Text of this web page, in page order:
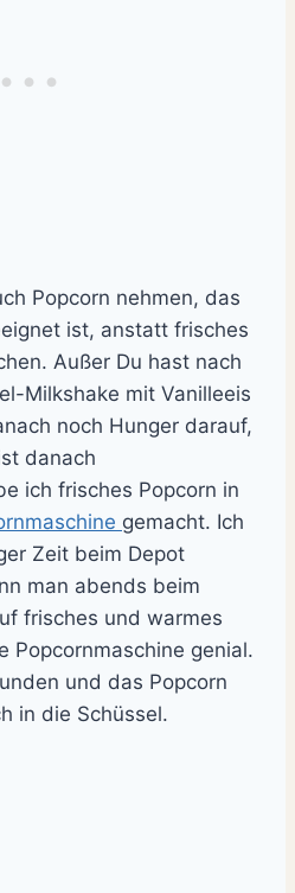
Popcorn nehmen, das
ist, anstatt frisches
Außer Du hast nach
Milkshake mit Vanilleeis
noch Hunger darauf,
danach
ich frisches Popcorn in
gemacht. Ich
Zeit beim Depot
man abends beim
frisches und warmes
Popcornmaschine genial.
und das Popcorn
in die Schüssel.